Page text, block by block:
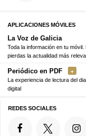
APLICACIONES MÓVILES
La Voz de Galicia
Toda la información en tu
pierdas la actualidad más
Periódico en PDF
La experiencia de lectura del
digital
REDES SOCIALES